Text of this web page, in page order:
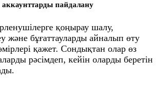
пайдалану
қоңырау шалу,
және бұғаттауларды айналып өту
қажет. Сондықтан олар өз
рәсімдеп, кейін оларды беретін